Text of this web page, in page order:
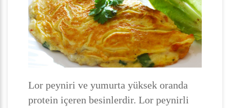
Lor peyniri ve yumurta yüksek oranda
protein içeren besinlerdir. Lor peynirli